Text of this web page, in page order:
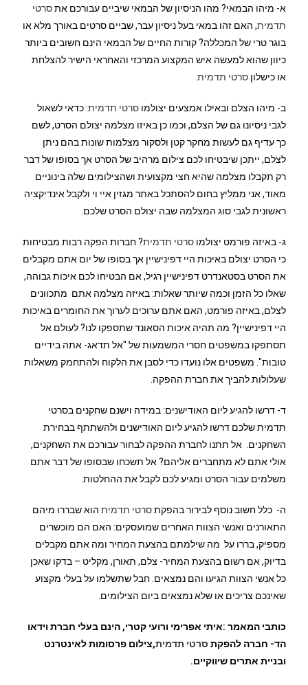
א- מיהו הבמאי? מהו הניסיון של הבמאי שיביים עבורכם אתסרטי
תדמית, האם זהו במאי בעל ניסיון עבר, שביים סרטים באורך מלא או
בוגר טרי של המכללה? קורות החיים של הבמאי הינם חשובים ביותר
כיוון שהוא למעשה איש המקצוע המרכזי והאחראי הישיר להצלחת
או כישלוןסרטי תדמית.
ב- מיהו הצלם ובאילו אמצעים יצולמוסרטי תדמית: כדאי לשאול
לגבי ניסיונו גם של הצלם, וכמו כן באיזו מצלמה יצולם הסרט, לשם
כך עדיף גם לעשות מחקר קטן ולסקור מצלמות שונות בהם ניתן
לצלם, ייתכן שיבטיחו לכם צילום מרהיב של הסרט אך בסופו של דבר
רק תקבלו מצלמה שהיא חצי מקצועית ושהצילומים שלה בינוניים
מאוד, אני ממליץ בחום להסתכל באתר מגזין איי וי ולקבל אינדיקציה
ראשונית לגבי סוג המצלמה שבה יצולם הסרט שלכם.
ג- באיזה פורמט יצולמוסרטי תדמית? חברות הפקה רבות מבטיחות
כי הסרט יצולם באיכות היי דפינישיין אך בסופו של יום אתם מקבלים
את הסרט בסטאנדרט דפינישיין רגיל, אם הבטיחו לכם איכות גבוהה,
שאלו כל הזמן וכמה שיותר שאלות: באיזה מצלמה אתם מתכוונים
לצלם, באיזה פורמט, האם אתם ערוכים לערוך את החומרים באיכות
היי דפינישיין? מה תהיה איכות הסאונד שתספקו לנו? לעולם אל
תסתפקו במשפטים חסרי המשמעות של "אל תדאג- אתה בידיים
טובות". משפטים אלו נועדו כדי לסבן את הלקוח ולהתחמק משאלות
שעלולות להביך את חברת ההפקה.
ד- דרשו להגיע ליום האודישנים: במידה וישנם שחקנים בסרטי
תדמית שלכם דרשו להגיע ליום האודישנים ולהשתתף בבחירת
השחקנים. אל תתנו לחברת ההפקה לבחור עבורכם את השחקנים,
אולי אתם לא מתחברים אליהם? אל תשכחו שבסופו של דבר אתם
משלמים עבור הסרט ומגיע לכם לקבל את ההחלטות.
ה- כלל חשוב נוסף לבירור בהפקתסרטי תדמית הוא שבררו מיהם
התאורנים ואנשי הצוות האחרים שמועסקים: האם הם מוכשרים
מספיק, בררו על מה שילמתם בהצעת המחיר ומה אתם מקבלים
בדיוק, אם רשום בהצעת המחיר- צלם, תאורן, מקליט – בדקו שאכן
כל אנשי הצוות הגיעו והם נמצאים. חבל שתשלמו על בעלי מקצוע
שאינכם צריכים או שלא נמצאים ביום הצילומים.
כותבי המאמר :איתי אפרימי ורועי קטרי, הינם בעלי חברת וידאו
הד- חברה להפקת סרטי תדמית,צילום פרסומות לאינטרנט
ובניית אתרים שיווקיים.